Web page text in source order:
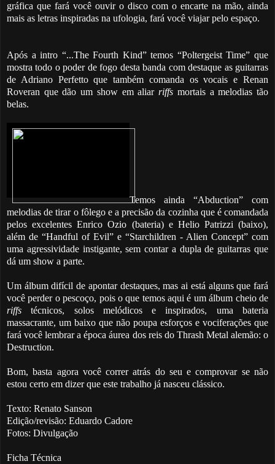
gráfica que fará você ouvir o disco com o encarte na mão, ainda
mais as letras inspiradas na ufologia, fará você viajar pelo espaço.
Após a intro “...The Fourth Kind” temos “Poltergeist Time” que
mostra todo o poder de fogo desta banda com destaque as guitarras
de Adriano Perfetto que também comanda os vocais e Renan
Roveran que dão um show em aliarriffs mortais a melodias tão
belas.
Temos ainda “Abduction” com
melodias de tirar o fôlego e a precisão da cozinha que é comandada
pelos excelentes Enrico Ozio (bateria) e Helio Patrizzi (baixo),
além de “Handful of Evil” e “Starchildren - Alien Concept” com
uma agressividade instigante, sem contar a dupla de guitarras que
dá um show a parte.
Um álbum difícil de apontar destaques, mas ai está alguns que fará
você perder o pescoço, pois o que temos aqui é um álbum cheio de
riffs técnicos, solos melódicos e inspirados, uma bateria
massacrante, um baixo que não poupa esforços e vociferações que
fará você lembrar a época áurea dos reis do Thrash Metal alemão: o
Destruction.
Bom, basta agora você correr atrás do seu e comprovar se não
estou certo em dizer que este trabalho já nasceu clássico.
Texto: Renato Sanson
Edição/revisão: Eduardo Cadore
Fotos: Divulgação
Ficha Técnica